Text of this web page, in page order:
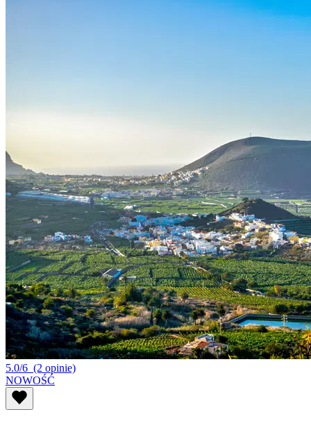
5.0/6 (2 opinie)
NOWOŚĆ